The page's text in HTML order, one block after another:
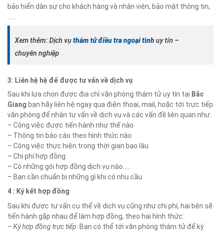
bảo hiển dân sự cho khách hàng và nhân viên, bảo mật thông tin,
…..
Xem thêm: Dịch vụthám tử điều tra ngoại tìnhuy tín –
chuyên nghiệp
3: Liên hệ hệ để được tư vấn về dịch vụ
Sau khi lựa chọn được địa chỉ văn phòng thám tử uy tín tại Bắc
Giang bạn hãy liên hệ ngay qua điện thoại, mail, hoặc tới trực tiếp
văn phòng để nhận tư vấn về dịch vụ và các vấn đề liên quan như:
– Công việc được tiến hành như thế nào
– Thông tin báo cáo theo hình thức nào
– Công việc thực hiện trong thời gian bao lâu
– Chi phí hợp đồng
– Có những gói hợp đồng dịch vụ nào…..
– Bạn cần chuẩn bị những gì khi có nhu cầu
4 : Ký kết hợp đồng
Sau khi được tư vấn cụ thể về dich vụ cũng như chi phí, hai bên sẽ
tiến hành gặp nhau để làm hợp đồng, theo hai hình thức:
– Ký hợp đồng trực tiếp: Bạn có thể tới văn phòng thám tử để ký